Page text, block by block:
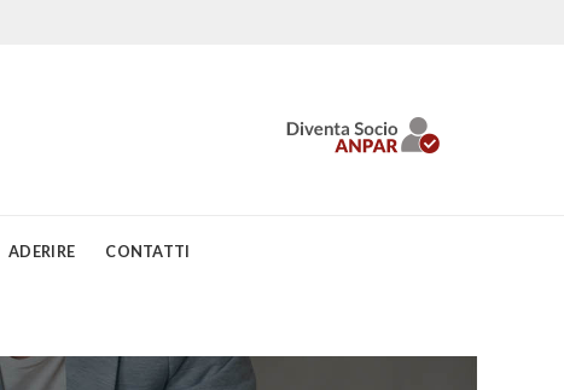
ADERIRE CONTATTI